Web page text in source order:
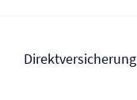
Direkt­versicherung